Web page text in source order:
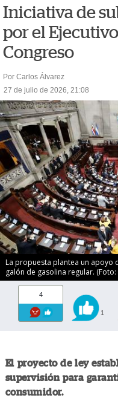
Iniciativa de
por el
Congreso
Por Carlos Álvarez
27 de julio de 2026, 21:08
La propuesta plantea un apoyo
galón de gasolina regular. (Foto:
4
1
El proyecto de ley
supervisión para
consumidor.